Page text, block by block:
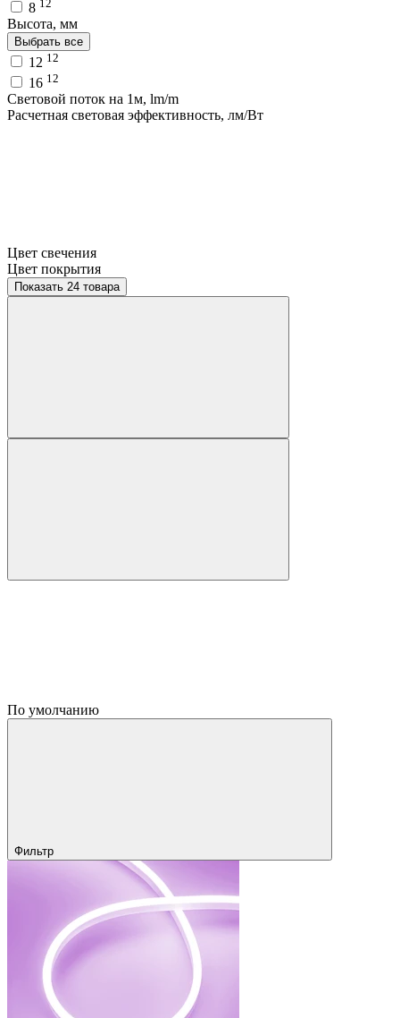
8 12
Высота, мм
Выбрать все
12 12
16 12
Световой поток на 1м, lm/m
Расчетная световая эффективность, лм/Вт
Цвет свечения
Цвет покрытия
Показать 24 товара
По умолчанию
Фильтр